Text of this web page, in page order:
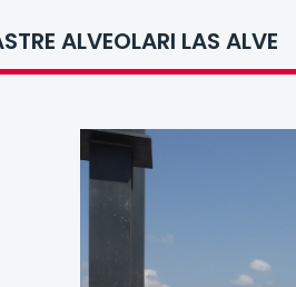
ALVEOLARI LAS ALVE